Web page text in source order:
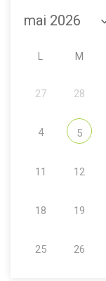
M
27 28
4 5
11 12
18 19
25 26